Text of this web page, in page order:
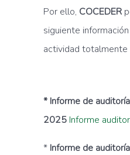
Por ello, COCEDER
siguiente
actividad totalmente
*Informe de
2025 Informe
* Informe de